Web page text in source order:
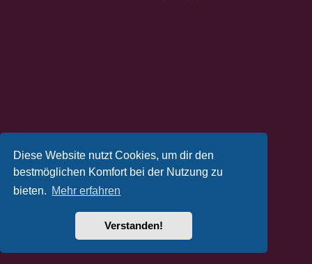
Diese Website nutzt Cookies, um dir den
bestmöglichen Komfort bei der Nutzung zu
bieten. Mehr erfahren
Verstanden!